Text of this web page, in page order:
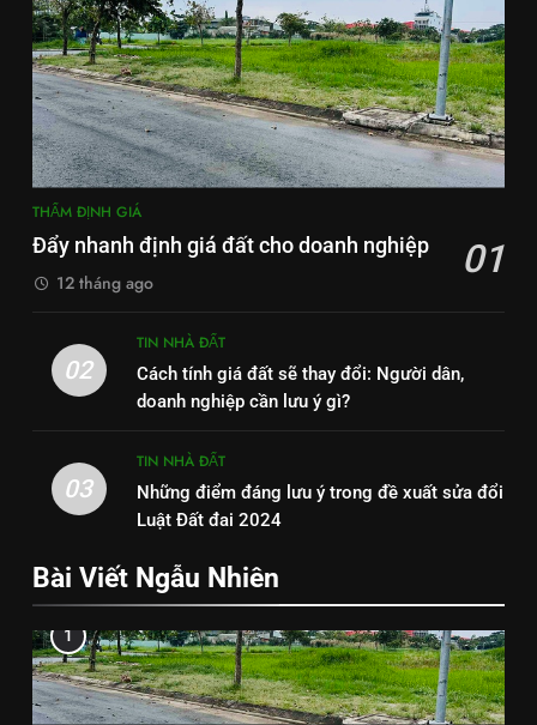
THẨM ĐỊNH GIÁ
Đẩy nhanh định giá đất cho doanh nghiệp 01
12 tháng ago
02
TIN NHÀ ĐẤT
Cách tính giá đất sẽ thay đổi: Người dân,
doanh nghiệp cần lưu ý gì?
03
TIN NHÀ ĐẤT
Những điểm đáng lưu ý trong đề xuất sửa đổi
Luật Đất đai 2024
Bài Viết Ngẫu Nhiên
1